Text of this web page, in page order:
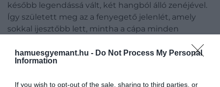
hamuesgyemant.hu - Do Not Process My Personal
Information
If you wish to opt-out of the sale, sharing to third parties, or
később legendássá vált, két hangból álló zenéjével.
Így született meg az a fenyegető jelenlét, amely
sokkal ijesztőbb lett, mintha a cápa minden
A passió főszereplőjét villámcsapás érte